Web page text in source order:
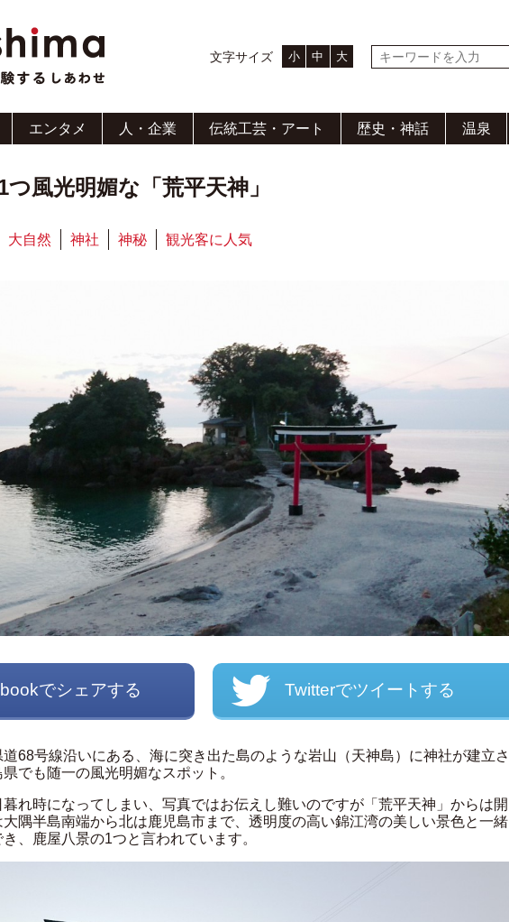
文字サイズ 小 中 大
エンタメ 人・企業 伝統工芸・アート 歴史・神話 温泉
風光明媚な「荒平天神」
大自然 神社 神秘 観光客に人気
でシェアする Twitterでツイートする
道68号線沿いにある、海に突き出た島のような岩山（天神島）に神社が建立さ
でも随一の風光明媚なスポット。
れ時になってしまい、写真ではお伝えし難いのですが「荒平天神」からは開
隅半島南端から北は鹿児島市まで、透明度の高い錦江湾の美しい景色と一緒
、鹿屋八景の1つと言われています。